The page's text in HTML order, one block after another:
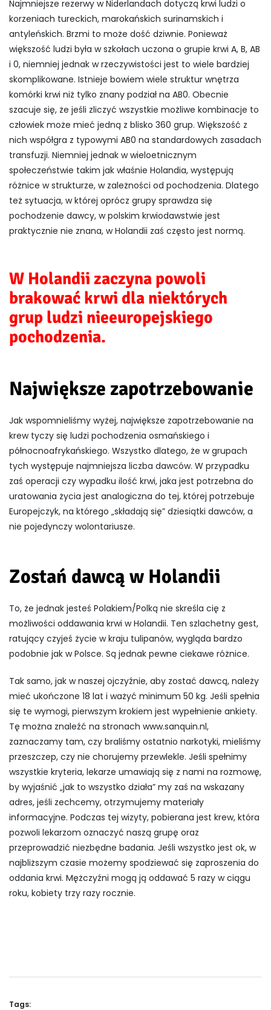
Najmniejsze rezerwy w Niderlandach dotyczą krwi ludzi o
korzeniach tureckich, marokańskich surinamskich i
antyleńskich. Brzmi to może dość dziwnie. Ponieważ
większość ludzi była w szkołach uczona o grupie krwi A, B, AB
i 0, niemniej jednak w rzeczywistości jest to wiele bardziej
skomplikowane. Istnieje bowiem wiele struktur wnętrza
komórki krwi niż tylko znany podział na AB0. Obecnie
szacuje się, że jeśli zliczyć wszystkie możliwe kombinacje to
człowiek może mieć jedną z blisko 360 grup. Większość z
nich współgra z typowymi AB0 na standardowych zasadach
transfuzji. Niemniej jednak w wieloetnicznym
społeczeństwie takim jak właśnie Holandia, występują
różnice w strukturze, w zależności od pochodzenia. Dlatego
też sytuacja, w której oprócz grupy sprawdza się
pochodzenie dawcy, w polskim krwiodawstwie jest
praktycznie nie znana, w Holandii zaś często jest normą.
W Holandii zaczyna powoli
brakować krwi dla niektórych
grup ludzi nieeuropejskiego
pochodzenia.
Największe zapotrzebowanie
Jak wspomnieliśmy wyżej, największe zapotrzebowanie na
krew tyczy się ludzi pochodzenia osmańskiego i
północnoafrykańskiego. Wszystko dlatego, że w grupach
tych występuje najmniejsza liczba dawców. W przypadku
zaś operacji czy wypadku ilość krwi, jaka jest potrzebna do
uratowania życia jest analogiczna do tej, której potrzebuje
Europejczyk, na którego „składają się” dziesiątki dawców, a
nie pojedynczy wolontariusze.
Zostań dawcą w Holandii
To, że jednak jesteś Polakiem/Polką nie skreśla cię z
możliwości oddawania krwi w Holandii. Ten szlachetny gest,
ratujący czyjeś życie w kraju tulipanów, wygląda bardzo
podobnie jak w Polsce. Są jednak pewne ciekawe różnice.
Tak samo, jak w naszej ojczyźnie, aby zostać dawcą, należy
mieć ukończone 18 lat i ważyć minimum 50 kg. Jeśli spełnia
się te wymogi, pierwszym krokiem jest wypełnienie ankiety.
Tę można znaleźć na stronach www.sanquin.nl,
zaznaczamy tam, czy braliśmy ostatnio narkotyki, mieliśmy
przeszczep, czy nie chorujemy przewlekle. Jeśli spełnimy
wszystkie kryteria, lekarze umawiają się z nami na rozmowę,
by wyjaśnić „jak to wszystko działa” my zaś na wskazany
adres, jeśli zechcemy, otrzymujemy materiały
informacyjne. Podczas tej wizyty, pobierana jest krew, która
pozwoli lekarzom oznaczyć naszą grupę oraz
przeprowadzić niezbędne badania. Jeśli wszystko jest ok, w
najbliższym czasie możemy spodziewać się zaproszenia do
oddania krwi. Mężczyźni mogą ją oddawać 5 razy w ciągu
roku, kobiety trzy razy rocznie.
Tags: